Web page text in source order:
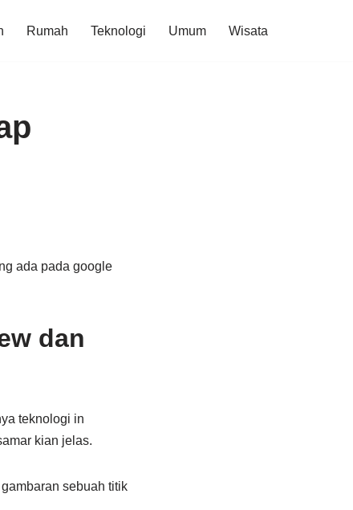
Rumah Teknologi Umum Wisata
ada pada google
dan
teknologi in
kian jelas.
sebuah titik